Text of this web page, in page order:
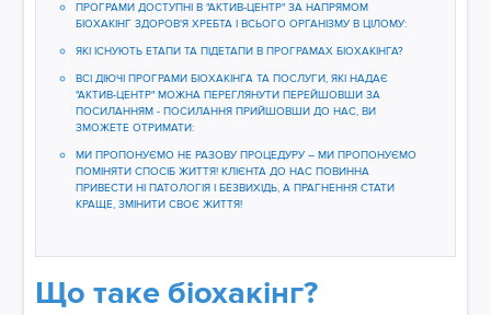
ПРОГРАМИ ДОСТУПНІ В "АКТИВ-ЦЕНТР" ЗА НАПРЯМОМ
БІОХАКІНГ ЗДОРОВ'Я ХРЕБТА І ВСЬОГО ОРГАНІЗМУ В ЦІЛОМУ:​​​​​​​
ЯКІ ІСНУЮТЬ ЕТАПИ ТА ПІДЕТАПИ В ПРОГРАМАХ БІОХАКІНГА?
ВСІ ДІЮЧІ ПРОГРАМИ БІОХАКІНГА ТА ПОСЛУГИ, ЯКІ НАДАЄ
"АКТИВ-ЦЕНТР" МОЖНА ПЕРЕГЛЯНУТИ ПЕРЕЙШОВШИ ЗА
ПОСИЛАННЯМ - ПОСИЛАННЯ ПРИЙШОВШИ ДО НАС, ВИ
ЗМОЖЕТЕ ОТРИМАТИ:
МИ ПРОПОНУЄМО НЕ РАЗОВУ ПРОЦЕДУРУ – МИ ПРОПОНУЄМО
ПОМІНЯТИ СПОСІБ ЖИТТЯ! КЛІЄНТА ДО НАС ПОВИННА
ПРИВЕСТИ НІ ПАТОЛОГІЯ І БЕЗВИХІДЬ, А ПРАГНЕННЯ СТАТИ
КРАЩЕ, ЗМІНИТИ СВОЄ ЖИТТЯ!
Що таке біохакінг?